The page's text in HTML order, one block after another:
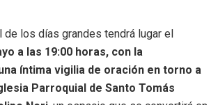
de los días grandes tendrá lugar el
a las 19:00 horas, con la
íntima vigilia de oración en torno a
Parroquial de Santo Tomás